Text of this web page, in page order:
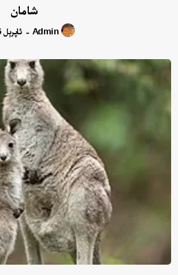
شامان
Admin
- ئاپرېل 26, 2025